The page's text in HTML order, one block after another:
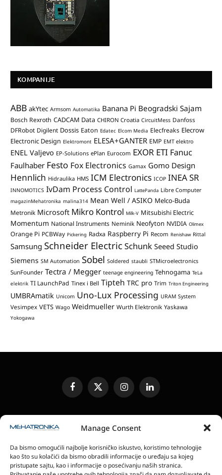
Manage Consent
Da bismo omogućili najbolje korisničko iskustvo, koristimo tehnologije
kao što su kolačići da bismo obradili informacije o uređaju sa kojeg
pristupate sajtu, kao i informacije o posećivanju naših stranica.
KOMPANIJE
ABB akYtec Armsom Automatika Banana Pi Beogradski Sajam
Bosch Rexroth CADCAM Data CHIRON Croatia CircuitMess Danfoss
DFRobot Digilent Dossis Eaton Edatec Elcom Media Elecfreaks Elecrow
Electronic Design Elektromont ELESA+GANTER EMP EMT elektro
ENEL Valjevo EP-Solutions ePlan Eurocom EXOR ETI Fanuc
Faulhaber Festo Fox Electronics Gamax Gomo Design
Hennlich Hidraulika HMS ICM Electronics ICOP INEA SR
INNOMOTICS IvDam Process Control LattePanda Libre Computer
magazinMehatronika malina314 Mean Well / ASIKO Melco-Buda
Metronik Microsoft Mikro Kontrol Milk-V Mitsubishi Electric
Momentum National Instruments Neminik Neofyton NVIDIA Olimex
Orange Pi PCBWay Pickering Radxa Raspberry Pi Recom Renishaw Rittal
Samsung Schneider ElectricSchunk Seeed Studio
Siemens SM Automation Sobel Soldered staubli STMicroelectronics
SunFounder Tectra / Megger teenage engineering Tehnogama TeLa
elektrik TI LaunchPad Tinex i Bell Tipteh TRC pro Trim Triton Engineering
UMBRAmatik Unicom Uno-Lux Processing URAM System
Vesimpex VETS Wago Weidmueller Wurth Elektronik Yaskawa
Yokogawa
FacebookX
(Twitter)
InstagramLinkedIn
SLANJE JEDINICA ZA RECENZIJU
ELEKTRONSKA IZDANJA
POLITIKA PRIVATNOSTI
POLITIKA KOLAČIĆA